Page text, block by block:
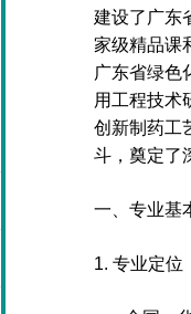
建设了广东
家级精品课
广东省绿色
用工程技术
创新制药工
斗，奠定了
一、专业基
1. 专业定位